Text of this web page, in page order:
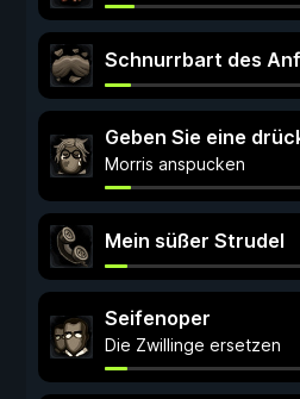
Schnurrbart des
Geben Sie eine
Morris anspucken
Mein süßer Strudel
Seifenoper
Die Zwillinge ersetzen